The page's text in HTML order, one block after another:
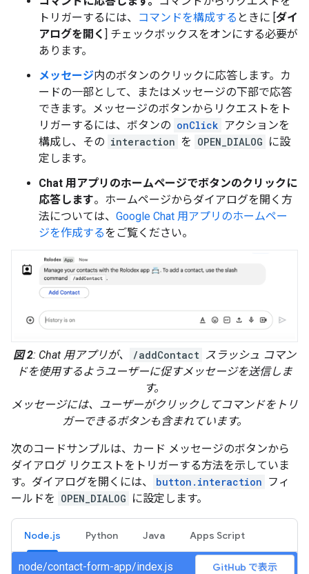
トリガーするには、
コマンドを構成する ときに [ダイ
アログを開く ] チェックボックスをオンにする必要が
あります。
メッセージ内のボタンのクリックに応答します。カ
ードの一部として、またはメッセージの下部で応答
できます。メッセージのボタンからリクエストをト
リガーするには、ボタンの onClick アクションを
構成し、その interaction を OPEN_DIALOG に設
定します。
Chat 用アプリのホームページでボタンのクリックに
応答します。ホームページからダイアログを開く方
法については、 Google Chat 用アプリのホームペー
ジを作成するをご覧ください。
図 2: Chat 用アプリが、 /addContact スラッシュ コマン
ドを使用するようユーザーに促すメッセージを送信しま
す。
メッセージには、ユーザーがクリックしてコマンドをトリ
ガーできるボタンも含まれています。
次のコードサンプルは、カード メッセージのボタンから
ダイアログ リクエストをトリガーする方法を示していま
す。ダイアログを開くには、
button.interaction フィ
ールドを OPEN_DIALOG に設定します。
Node.js Python Java Apps Script
node/contact-form-app/index.js GitHub で表示